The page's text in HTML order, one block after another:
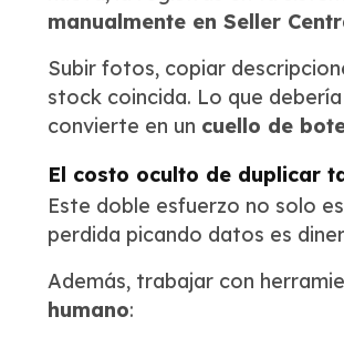
manualmente en Seller
Subir fotos, copiar
stock coincida. Lo que
convierte en un cuello de
El costo oculto de duplicar
Este doble esfuerzo no solo
perdida picando datos es
Además, trabajar con
humano: